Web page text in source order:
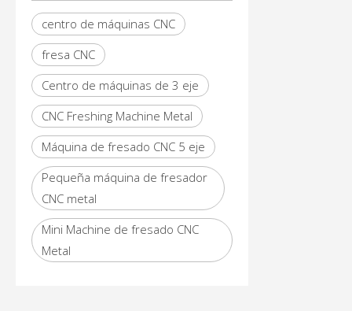
centro de máquinas CNC
fresa CNC
Centro de máquinas de 3 eje
CNC Freshing Machine Metal
Máquina de fresado CNC 5 eje
Pequeña máquina de fresador
CNC metal
Mini Machine de fresado CNC
Metal